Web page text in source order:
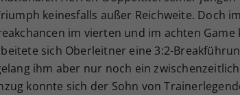
keinesfalls außer Reichweite. Doch
im vierten und im achten
sich Oberleitner eine 3:2-
ihm aber nur noch ein
konnte sich der Sohn von